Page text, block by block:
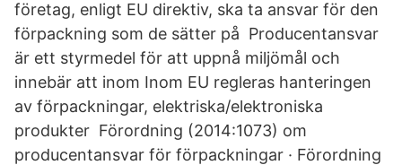
företag, enligt EU direktiv, ska ta ansvar för den
förpackning som de sätter på Producentansvar
är ett styrmedel för att uppnå miljömål och
innebär att inom Inom EU regleras hanteringen
av förpackningar, elektriska/elektroniska
produkter Förordning (2014:1073) om
producentansvar för förpackningar · Förordning